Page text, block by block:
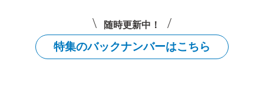
随時更新中！
特集のバックナンバーはこちら